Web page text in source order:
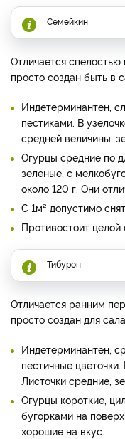
Семейкин
Отличается спелостью
просто создан быть в
Индетерминантен,
пестиками. В
средней величины,
Огурцы средние по
зеленые, с
около 120 г. Они
С 1м² допустимо
Противостоит целой
Тибурон
Отличается ранним
просто создан для
Индетерминантен,
пестичные цветочки.
Листочки средние,
Огурцы короткие,
бугорками на
хорошие на вкус.